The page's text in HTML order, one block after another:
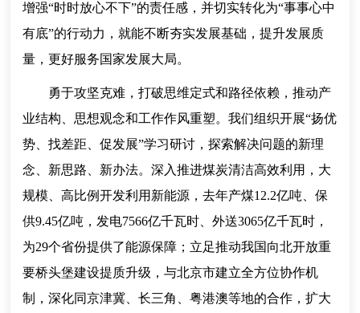
增强“时时放心不下”的责任感，并切实转化为“事事心中
有底”的行动力，就能不断夯实发展基础，提升发展质
量，更好服务国家发展大局。
勇于攻坚克难，打破思维定式和路径依赖，推动产
业结构、思想观念和工作作风重塑。我们组织开展“扬优
势、找差距、促发展”学习研讨，探索解决问题的新理
念、新思路、新办法。深入推进煤炭清洁高效利用，大
规模、高比例开发利用新能源，去年产煤12.2亿吨、保
供9.45亿吨，发电7566亿千瓦时、外送3065亿千瓦时，
为29个省份提供了能源保障；立足推动我国向北开放重
要桥头堡建设提质升级，与北京市建立全方位协作机
制，深化同京津冀、长三角、粤港澳等地的合作，扩大